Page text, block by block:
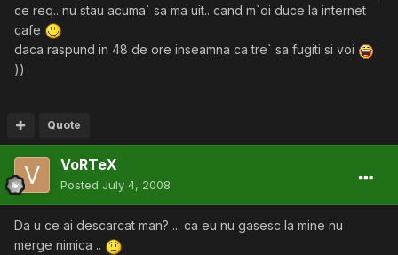
ce req.. nu stau acuma` sa ma uit.. cand m`oi duce la internet
cafe
daca raspund in 48 de ore inseamna ca tre` sa fugiti si voi
))
Quote
VoRTeX
Posted July 4, 2008
Da u ce ai descarcat man? ... ca eu nu gasesc la mine nu
merge nimica ..